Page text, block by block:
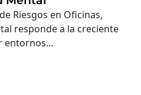
Riesgos en Oficinas,
responde a la creciente
entornos...